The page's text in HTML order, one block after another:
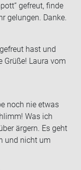
ge­freut, finde
ge­lun­gen. Danke.
hast und
Grüße! Laura vom
noch nie etwas
Was ich
är­gern. Es geht
und nicht um